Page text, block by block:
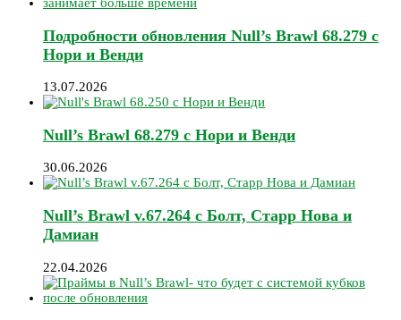
Подробности обновления Null’s Brawl 68.279 с
Нори и Венди
13.07.2026
Null’s Brawl 68.279 с Нори и Венди
30.06.2026
Null’s Brawl v.67.264 с Болт, Старр Нова и
Дамиан
22.04.2026